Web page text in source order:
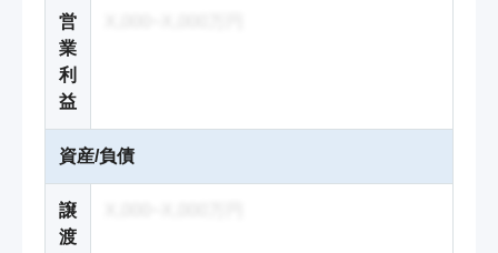
営
業
利
益
資産/負債
譲
渡